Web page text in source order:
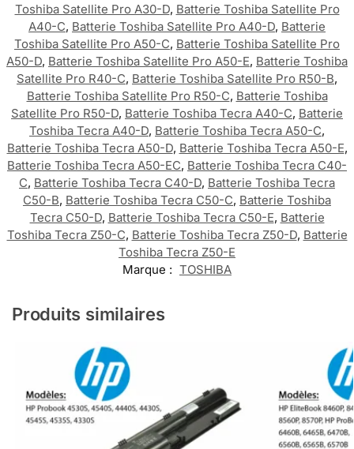
Toshiba Satellite Pro A30-D, Batterie Toshiba Satellite Pro
A40-C, Batterie Toshiba Satellite Pro A40-D, Batterie
Toshiba Satellite Pro A50-C, Batterie Toshiba Satellite Pro
A50-D, Batterie Toshiba Satellite Pro A50-E, Batterie Toshiba
Satellite Pro R40-C, Batterie Toshiba Satellite Pro R50-B,
Batterie Toshiba Satellite Pro R50-C, Batterie Toshiba
Satellite Pro R50-D, Batterie Toshiba Tecra A40-C, Batterie
Toshiba Tecra A40-D, Batterie Toshiba Tecra A50-C,
Batterie Toshiba Tecra A50-D, Batterie Toshiba Tecra A50-E,
Batterie Toshiba Tecra A50-EC, Batterie Toshiba Tecra C40-
C, Batterie Toshiba Tecra C40-D, Batterie Toshiba Tecra
C50-B, Batterie Toshiba Tecra C50-C, Batterie Toshiba
Tecra C50-D, Batterie Toshiba Tecra C50-E, Batterie
Toshiba Tecra Z50-C, Batterie Toshiba Tecra Z50-D, Batterie
Toshiba Tecra Z50-E
Marque : TOSHIBA
Produits similaires